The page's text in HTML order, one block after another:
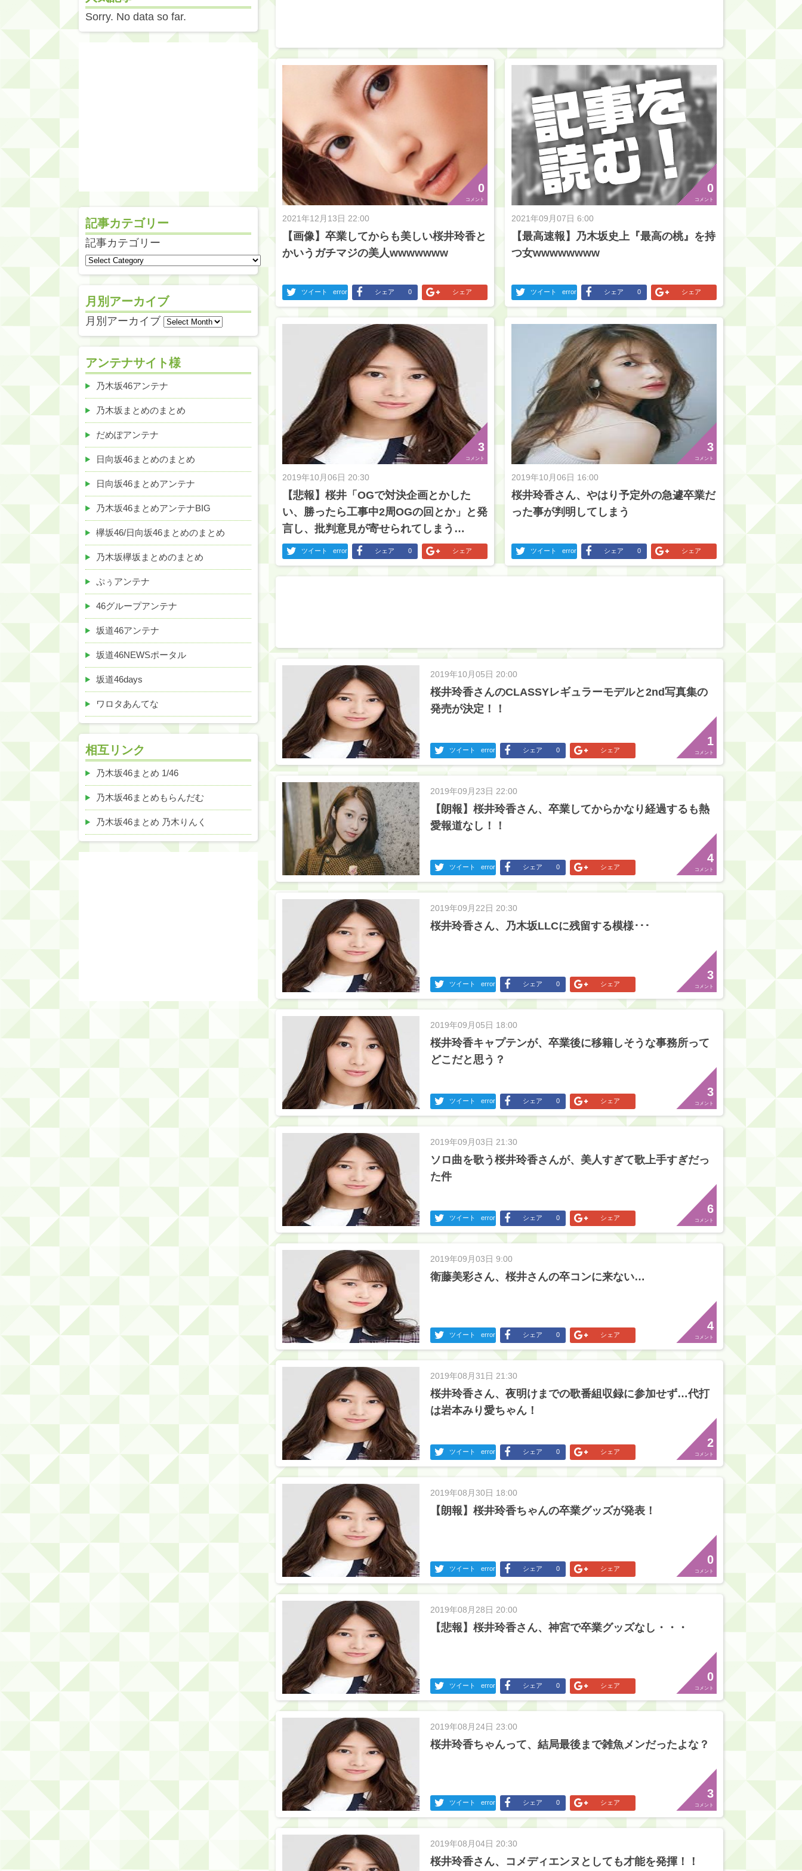
2021年12月13日 22:00
【画像】卒業してからも美しい桜井玲香と
かいうガチマジの美人wwwwwww
0
コメント
ツイート error シェア 0 シェア
2021年09月07日 6:00
【最高速報】乃木坂史上『最高の桃』を持
つ女wwwwwwww
0
コメント
ツイート error シェア 0 シェア
2019年10月06日 20:30
【悲報】桜井「OGで対決企画とかした
い、勝ったら工事中2周OGの回とか」と発
言し、批判意見が寄せられてしまう…
3
コメント
ツイート error シェア 0 シェア
2019年10月06日 16:00
桜井玲香さん、やはり予定外の急遽卒業だ
った事が判明してしまう
3
コメント
ツイート error シェア 0 シェア
2019年10月05日 20:00
桜井玲香さんのCLASSYレギュラーモデルと2nd写真集の
発売が決定！！
1
コメント
ツイート error シェア 0 シェア
2019年09月23日 22:00
【朗報】桜井玲香さん、卒業してからかなり経過するも熱
愛報道なし！！
4
コメント
ツイート error シェア 0 シェア
2019年09月22日 20:30
桜井玲香さん、乃木坂LLCに残留する模様･･･
3
コメント
ツイート error シェア 0 シェア
2019年09月05日 18:00
桜井玲香キャプテンが、卒業後に移籍しそうな事務所って
どこだと思う？
3
コメント
ツイート error シェア 0 シェア
2019年09月03日 21:30
ソロ曲を歌う桜井玲香さんが、美人すぎて歌上手すぎだっ
た件
6
コメント
ツイート error シェア 0 シェア
2019年09月03日 9:00
衛藤美彩さん、桜井さんの卒コンに来ない…
4
コメント
ツイート error シェア 0 シェア
2019年08月31日 21:30
桜井玲香さん、夜明けまでの歌番組収録に参加せず…代打
は岩本みり愛ちゃん！
2
コメント
ツイート error シェア 0 シェア
2019年08月30日 18:00
【朗報】桜井玲香ちゃんの卒業グッズが発表！
0
コメント
ツイート error シェア 0 シェア
2019年08月28日 20:00
【悲報】桜井玲香さん、神宮で卒業グッズなし・・・
0
コメント
ツイート error シェア 0 シェア
2019年08月24日 23:00
桜井玲香ちゃんって、結局最後まで雑魚メンだったよな？
3
コメント
ツイート error シェア 0 シェア
2019年08月04日 20:30
桜井玲香さん、コメディエンヌとしても才能を発揮！！
Sorry. No data so far.
記事カテゴリー
記事カテゴリー
月別アーカイブ
月別アーカイブ
アンテナサイト様
乃木坂46アンテナ
乃木坂まとめのまとめ
だめぽアンテナ
日向坂46まとめのまとめ
日向坂46まとめアンテナ
乃木坂46まとめアンテナBIG
欅坂46/日向坂46まとめのまとめ
乃木坂欅坂まとめのまとめ
ぷぅアンテナ
46グループアンテナ
坂道46アンテナ
坂道46NEWSポータル
坂道46days
ワロタあんてな
相互リンク
乃木坂46まとめ 1/46
乃木坂46まとめもらんだむ
乃木坂46まとめ 乃木りんく